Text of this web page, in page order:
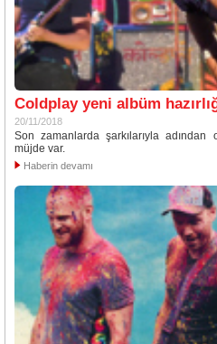
Coldplay yeni albüm
20/11/2018
Son zamanlarda şarkılarıyla
müjde var.
Haberin devamı